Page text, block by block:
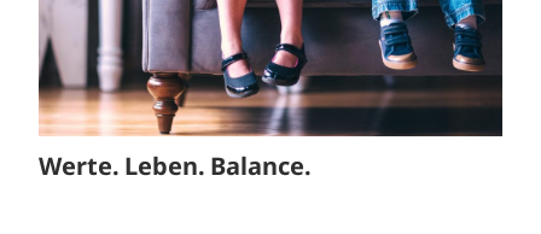
Werte. Leben. Balance.